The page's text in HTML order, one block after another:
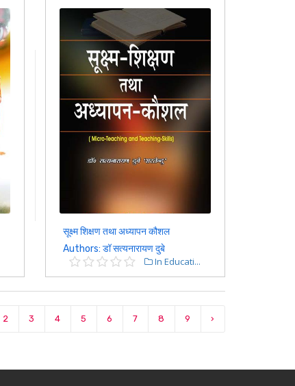
सूक्ष्म शिक्षण तथा अध्यापन कौशल
Authors: डॉ सत्यनारायण दुबे
In Educati...
2 3 4 5 6 7 8 9 ›